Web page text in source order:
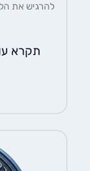
להרגיש את הלחץ:
תקרא עוד